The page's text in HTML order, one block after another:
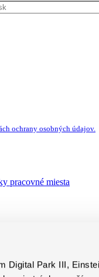
Digital Park III,
ochrany osobných údajov.
pracovné miesta